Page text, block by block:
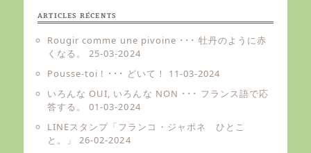
ARTICLES RÉCENTS
Rougir comme une pivoine ･･･ 牡丹のように赤
くなる。
25-03-2024
Pousse-toi ! ･･･ どいて！
11-03-2024
いろんな OUI, いろんな NON ･･･ フランス語で応
答する。
01-03-2024
LINEスタンプ「フランコ・ジャポネ ひとこ
と。」
26-02-2024